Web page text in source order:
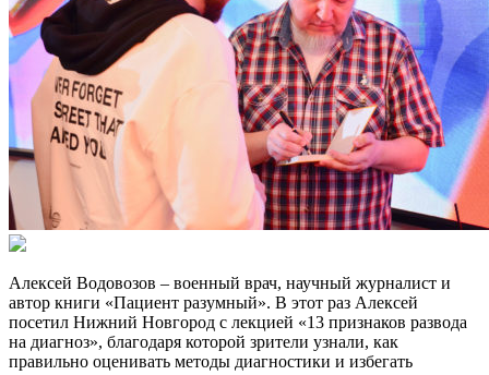
Алексей Водовозов – военный врач, научный журналист и
автор книги «Пациент разумный». В этот раз Алексей
посетил Нижний Новгород с лекцией «13 признаков развода
на диагноз», благодаря которой зрители узнали, как
правильно оценивать методы диагностики и избегать